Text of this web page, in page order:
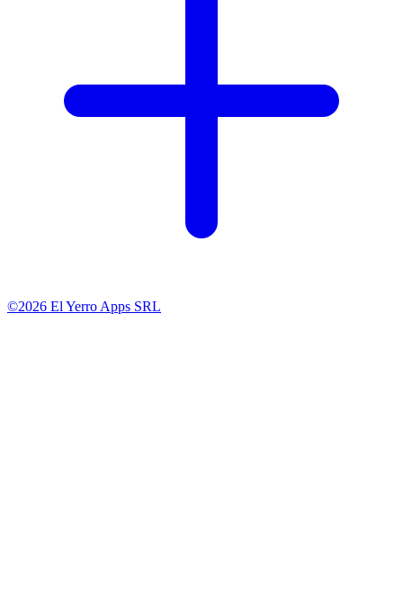
©2026 El Yerro Apps SRL